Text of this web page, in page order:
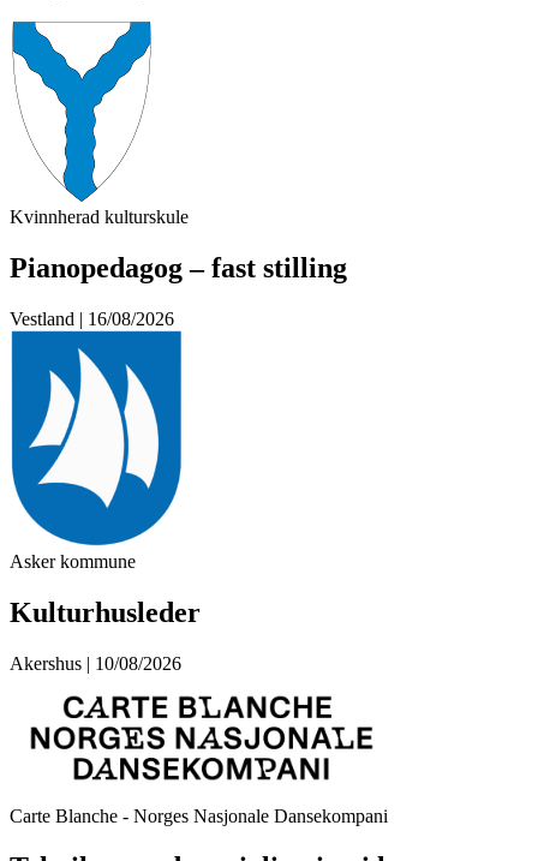
Kvinnherad kulturskule
Pianopedagog – fast stilling
Vestland | 16/08/2026
Asker kommune
Kulturhusleder
Akershus | 10/08/2026
Carte Blanche - Norges Nasjonale Dansekompani